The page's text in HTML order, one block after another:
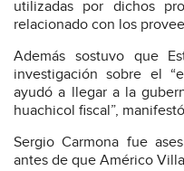
utilizadas por dichos
relacionado con los
Además sostuvo que
investigación sobre el
ayudó a llegar a la
huachicol fiscal”,
Sergio Carmona fue
antes de que Américo